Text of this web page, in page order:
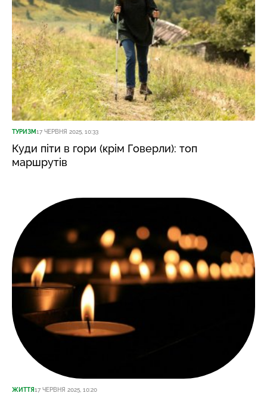
ТУРИЗМ17 ЧЕРВНЯ 2025, 10:33
Куди піти в гори (крім Говерли): топ
маршрутів
ЖИТТЯ17 ЧЕРВНЯ 2025, 10:20